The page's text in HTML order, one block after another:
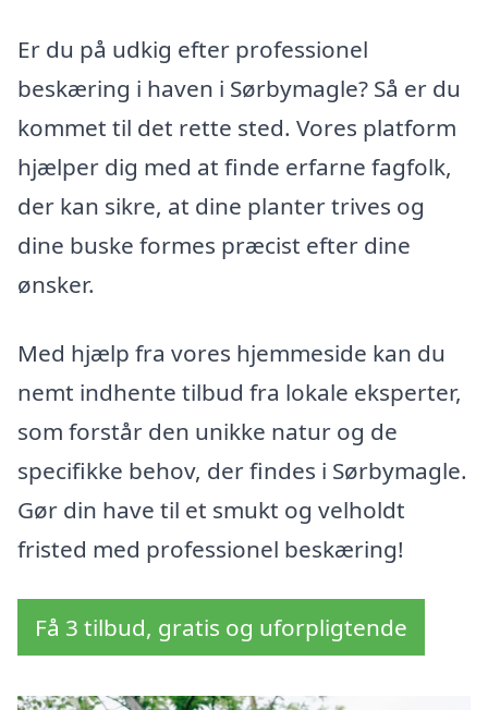
Er du på udkig efter professionel
beskæring i haven i Sørbymagle? Så er du
kommet til det rette sted. Vores platform
hjælper dig med at finde erfarne fagfolk,
der kan sikre, at dine planter trives og
dine buske formes præcist efter dine
ønsker.
Med hjælp fra vores hjemmeside kan du
nemt indhente tilbud fra lokale eksperter,
som forstår den unikke natur og de
specifikke behov, der findes i Sørbymagle.
Gør din have til et smukt og velholdt
fristed med professionel beskæring!
Få 3 tilbud, gratis og uforpligtende